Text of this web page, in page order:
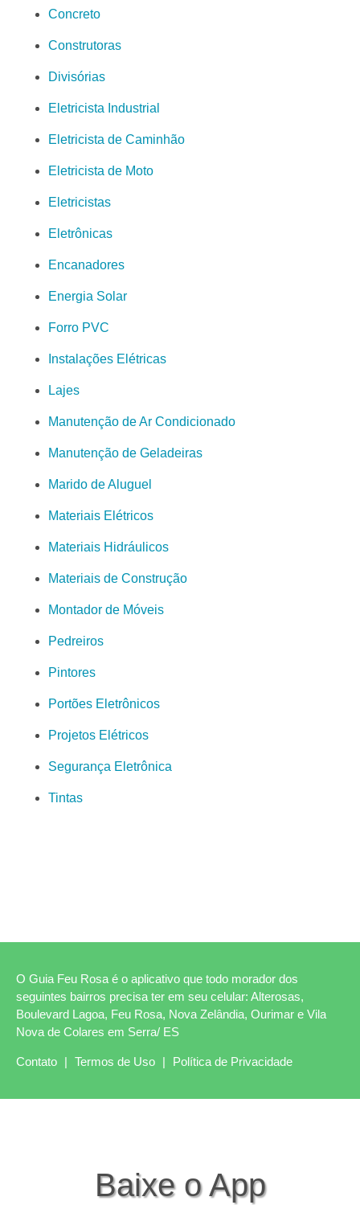
Concreto
Construtoras
Divisórias
Eletricista Industrial
Eletricista de Caminhão
Eletricista de Moto
Eletricistas
Eletrônicas
Encanadores
Energia Solar
Forro PVC
Instalações Elétricas
Lajes
Manutenção de Ar Condicionado
Manutenção de Geladeiras
Marido de Aluguel
Materiais Elétricos
Materiais Hidráulicos
Materiais de Construção
Montador de Móveis
Pedreiros
Pintores
Portões Eletrônicos
Projetos Elétricos
Segurança Eletrônica
Tintas
O Guia Feu Rosa é o aplicativo que todo morador dos
seguintes bairros precisa ter em seu celular: Alterosas,
Boulevard Lagoa, Feu Rosa, Nova Zelândia, Ourimar e Vila
Nova de Colares em Serra/ ES
Contato | Termos de Uso | Política de Privacidade
Baixe o App